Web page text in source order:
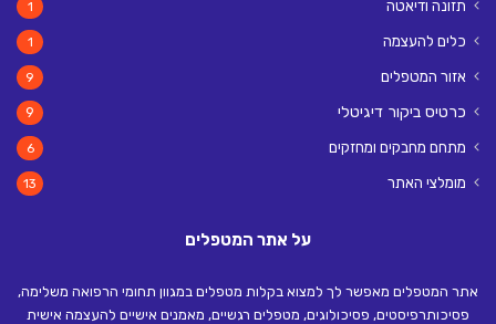
תזונה ודיאטה 1
כלים להעצמה 1
אזור המטפלים 9
כרטיס ביקור דיגיטלי 9
מתחם מחבקים ומחזקים 6
מומלצי האתר 13
על אתר המטפלים
אתר המטפלים מאפשר לך למצוא בקלות מטפלים במגוון תחומי הרפואה משלימה,
פסיכותרפיסטים, פסיכולוגים, מטפלים רגשיים, מאמנים אישיים להעצמה אישית